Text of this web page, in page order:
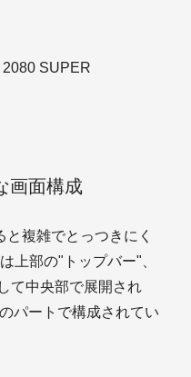
SUPER
画面構成
複雑でとっつきにく
上部の"トップバー"、
て中央部で展開され
パートで構成されてい